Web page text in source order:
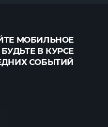
МОБИЛЬНОЕ
В КУРСЕ
СОБЫТИЙ